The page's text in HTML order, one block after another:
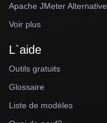
Apache JMeter Alternative
Voir plus
L`aide
Outils gratuits
Glossaire
Liste de modèles